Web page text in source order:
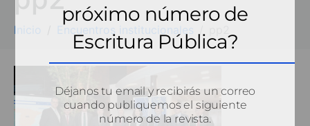
Inicio Encuentros institucionales
próximo número de
Escritura Pública?
Déjanos tu email y recibirás un correo
cuando publiquemos el siguiente
número de la revista.